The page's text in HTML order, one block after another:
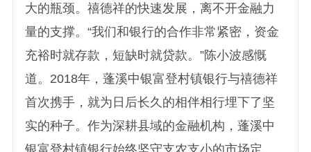
大的瓶颈。禧德祥的快速发展，离不开金融力
量的支撑。“我们和银行的合作非常紧密，资金
充裕时就存款，短缺时就贷款。”陈小波感慨
道。2018年，蓬溪中银富登村镇银行与禧德祥
首次携手，就为日后长久的相伴相行埋下了坚
实的种子。作为深耕县域的金融机构，蓬溪中
银富登村镇银行始终坚守支农支小的市场定